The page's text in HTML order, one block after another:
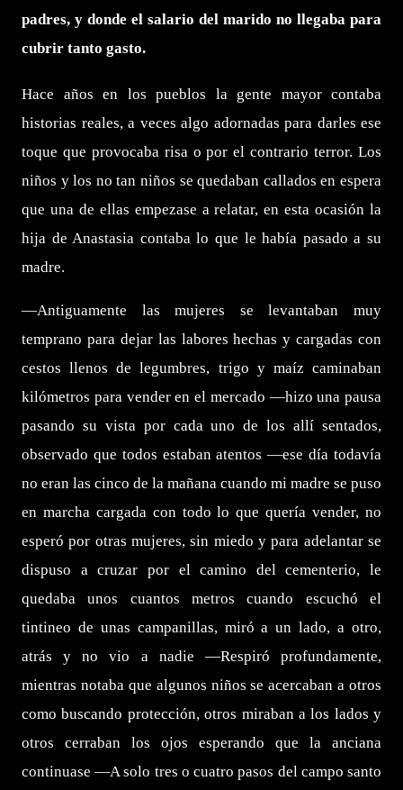
padres, y donde el salario del marido no llegaba para
cubrir tanto gasto.
Hace años en los pueblos la gente mayor contaba
historias reales, a veces algo adornadas para darles ese
toque que provocaba risa o por el contrario terror. Los
niños y los no tan niños se quedaban callados en espera
que una de ellas empezase a relatar, en esta ocasión la
hija de Anastasia contaba lo que le había pasado a su
madre.
—Antiguamente las mujeres se levantaban muy
temprano para dejar las labores hechas y cargadas con
cestos llenos de legumbres, trigo y maíz caminaban
kilómetros para vender en el mercado —hizo una pausa
pasando su vista por cada uno de los allí sentados,
observado que todos estaban atentos —ese día todavía
no eran las cinco de la mañana cuando mi madre se puso
en marcha cargada con todo lo que quería vender, no
esperó por otras mujeres, sin miedo y para adelantar se
dispuso a cruzar por el camino del cementerio, le
quedaba unos cuantos metros cuando escuchó el
tintineo de unas campanillas, miró a un lado, a otro,
atrás y no vio a nadie —Respiró profundamente,
mientras notaba que algunos niños se acercaban a otros
como buscando protección, otros miraban a los lados y
otros cerraban los ojos esperando que la anciana
continuase —A solo tres o cuatro pasos del campo santo